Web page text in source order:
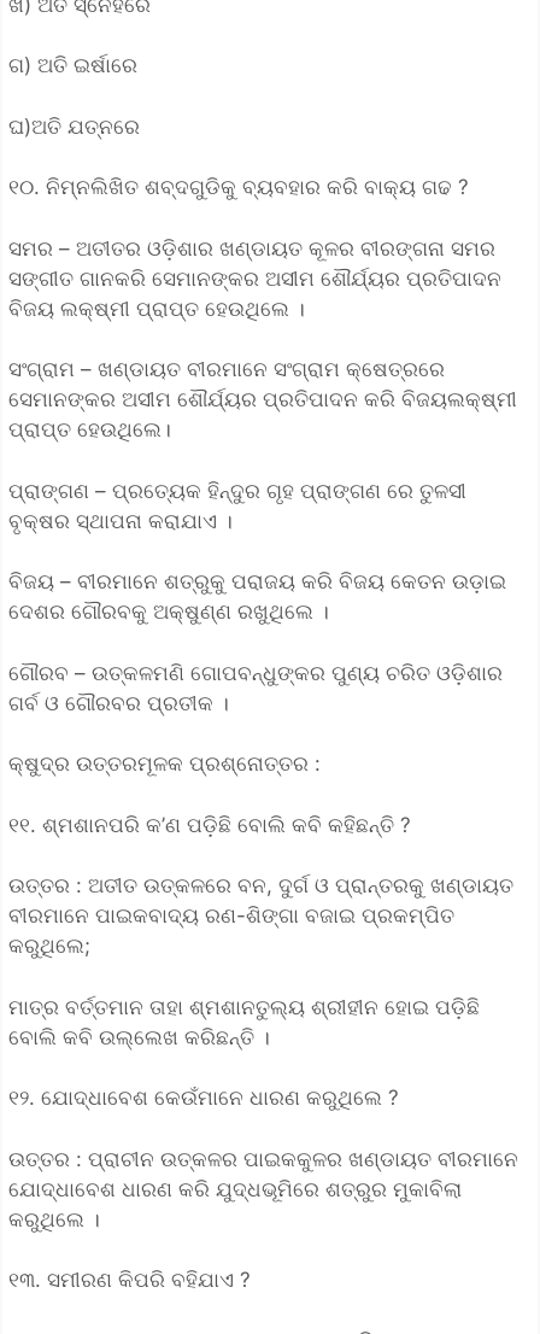
ଗ) ଅତି ଇର୍ଷାରେ
ଘ)ଅତି ଯତ୍ନରେ
୧୦. ନିମ୍ନଲିଖିତ ଶବ୍ଦଗୁଡିକୁ ବ୍ୟବହାର କରି ବାକ୍ୟ ଗଢ ?
ସମର – ଅତୀତର ଓଡ଼ିଶାର ଖଣ୍ଡାୟତ କୂଳର ବୀରଙ୍ଗନା ସମର
ସଙ୍ଗୀତ ଗାନକରି ସେମାନଙ୍କର ଅସୀମ ଶୌର୍ଯ୍ୟର ପ୍ରତିପାଦନ
ବିଜୟ ଲକ୍ଷ୍ମୀ ପ୍ରାପ୍ତ ହେଉଥିଲେ ।
ସଂଗ୍ରାମ – ଖଣ୍ଡାୟତ ବୀରମାନେ ସଂଗ୍ରାମ କ୍ଷେତ୍ରରେ
ସେମାନଙ୍କର ଅସୀମ ଶୌର୍ଯ୍ୟର ପ୍ରତିପାଦନ କରି ବିଜୟଲକ୍ଷ୍ମୀ
ପ୍ରାପ୍ତ ହେଉଥିଲେ।
ପ୍ରାଙ୍ଗଣ – ପ୍ରତ୍ୟେକ ହିନ୍ଦୁର ଗୃହ ପ୍ରାଙ୍ଗଣ ରେ ତୁଳସୀ
ବୃକ୍ଷର ସ୍ଥାପନା କରାଯାଏ ।
ବିଜୟ – ବୀରମାନେ ଶତ୍ରୁକୁ ପରାଜୟ କରି ବିଜୟ କେତନ ଉଡ଼ାଇ
ଦେଶର ଗୌରବକୁ ଅକ୍ଷୁଣ୍ଣ ରଖୁଥିଲେ ।
ଗୌରବ – ଉତ୍କଳମଣି ଗୋପବନ୍ଧୁଙ୍କର ପୁଣ୍ୟ ଚରିତ ଓଡ଼ିଶାର
ଗର୍ବ ଓ ଗୌରବର ପ୍ରତୀକ ।
କ୍ଷୁଦ୍ର ଉତ୍ତରମୂଳକ ପ୍ରଶ୍ନୋତ୍ତର :
୧୧. ଶ୍ମଶାନପରି କ’ଣ ପଡ଼ିଛି ବୋଲି କବି କହିଛନ୍ତି ?
ଉତ୍ତର : ଅତୀତ ଉତ୍କଳରେ ବନ, ଦୁର୍ଗ ଓ ପ୍ରାନ୍ତରକୁ ଖଣ୍ଡାୟତ
ବୀରମାନେ ପାଇକବାଦ୍ୟ ରଣ-ଶିଙ୍ଗା ବଜାଇ ପ୍ରକମ୍ପିତ
କରୁଥିଲେ;
ମାତ୍ର ବର୍ତ୍ତମାନ ତାହା ଶ୍ମଶାନତୁଲ୍ୟ ଶ୍ରୀହୀନ ହୋଇ ପଡ଼ିଛି
ବୋଲି କବି ଉଲ୍ଲେଖ କରିଛନ୍ତି ।
୧୨. ଯୋଦ୍ଧାବେଶ କେଉଁମାନେ ଧାରଣ କରୁଥିଲେ ?
ଉତ୍ତର : ପ୍ରାଚୀନ ଉତ୍କଳର ପାଇକକୁଳର ଖଣ୍ଡାୟତ ବୀରମାନେ
ଯୋଦ୍ଧାବେଶ ଧାରଣ କରି ଯୁଦ୍ଧଭୂମିରେ ଶତ୍ରୁର ମୁକାବିଲା
କରୁଥିଲେ ।
୧୩. ସମୀରଣ କିପରି ବହିଯାଏ ?